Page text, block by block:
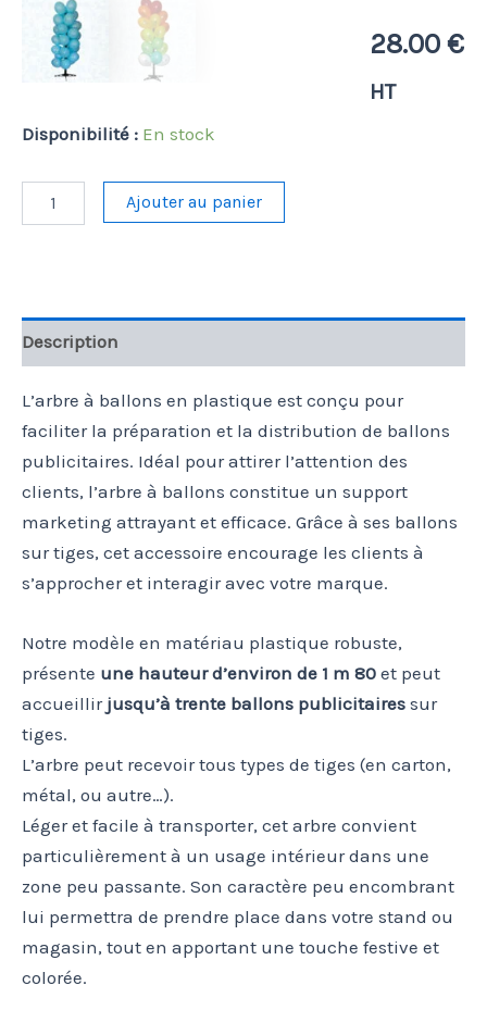
28.00 €
HT
Disponibilité : En stock
PVC
Ajouter au panier
Description
L’arbre à ballons en plastique est conçu pour
faciliter la préparation et la distribution de ballons
publicitaires. Idéal pour attirer l’attention des
clients, l’arbre à ballons constitue un support
marketing attrayant et efficace. Grâce à ses ballons
sur tiges, cet accessoire encourage les clients à
s’approcher et interagir avec votre marque.
Notre modèle en matériau plastique robuste,
présente une hauteur d’environ de 1 m 80 et peut
accueillir jusqu’à trente ballons publicitaires sur
tiges.
L’arbre peut recevoir tous types de tiges (en carton,
métal, ou autre…).
Léger et facile à transporter, cet arbre convient
particulièrement à un usage intérieur dans une
zone peu passante. Son caractère peu encombrant
lui permettra de prendre place dans votre stand ou
magasin, tout en apportant une touche festive et
colorée.